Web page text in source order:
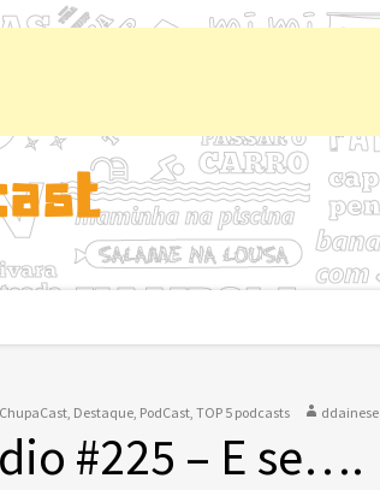
ChupaCast, Destaque, PodCast, TOP 5 podcasts ddainese
#225 – E se….